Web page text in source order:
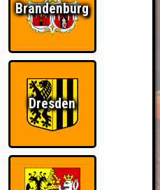
Brandenburg
Dresden